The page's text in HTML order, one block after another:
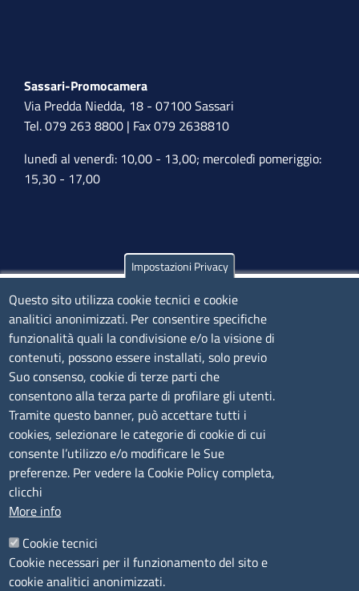
Sassari-Promocamera
Via Predda Niedda, 18 - 07100 Sassari
Tel. 079 263 8800 | Fax 079 2638810
lunedì al venerdì: 10,00 - 13,00; mercoledì pomeriggio:
15,30 - 17,00
Olbia
Via Nanni 43 - 07026 Olbia
Tel. 0789 66122 | 0789 69580
mail:ufficio.olbia@ss.camcom.it
lunedì al venerdì: 9,00 - 12,00; lunedì pomeriggio: 16,00
- 17,00
CONTATTI
Camera di Commercio, Industria, Artigianato e
Agricoltura di Sassari
P.IVA01047570906
Codice Fiscale 80000930901
Impostazioni Privacy
Questo sito utilizza cookie tecnici e cookie
analitici anonimizzati. Per consentire specifiche
funzionalità quali la condivisione e/o la visione di
contenuti, possono essere installati, solo previo
Suo consenso, cookie di terze parti che
consentono alla terza parte di profilare gli utenti.
Tramite questo banner, può accettare tutti i
cookies, selezionare le categorie di cookie di cui
consente l’utilizzo e/o modificare le Sue
preferenze. Per vedere la Cookie Policy completa,
clicchi
More info
Cookie tecnici
Cookie necessari per il funzionamento del sito e
cookie analitici anonimizzati.